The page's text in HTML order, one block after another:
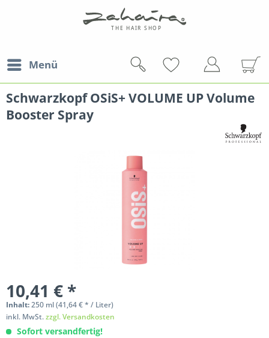
Menü
Schwarzkopf OSiS+ VOLUME UP Volume
Booster Spray
10,41 € *
Inhalt:250 ml(41,64 € * / Liter)
inkl. MwSt.zzgl. Versandkosten
Sofort versandfertig!